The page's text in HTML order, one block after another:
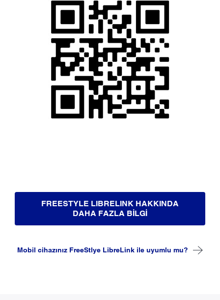
FREESTYLE LIBRELINK HAKKINDA
DAHA FAZLA BILGI
Mobil cihazınız FreeStlye LibreLink ile uyumlu mu?